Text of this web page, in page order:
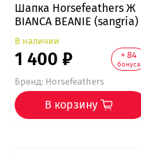
Шапка Horsefeathers Ж
BIANCA BEANIE (sangria)
В наличии
1 400 ₽ + 84
бонуса
Бренд:Horsefeathers
В корзину